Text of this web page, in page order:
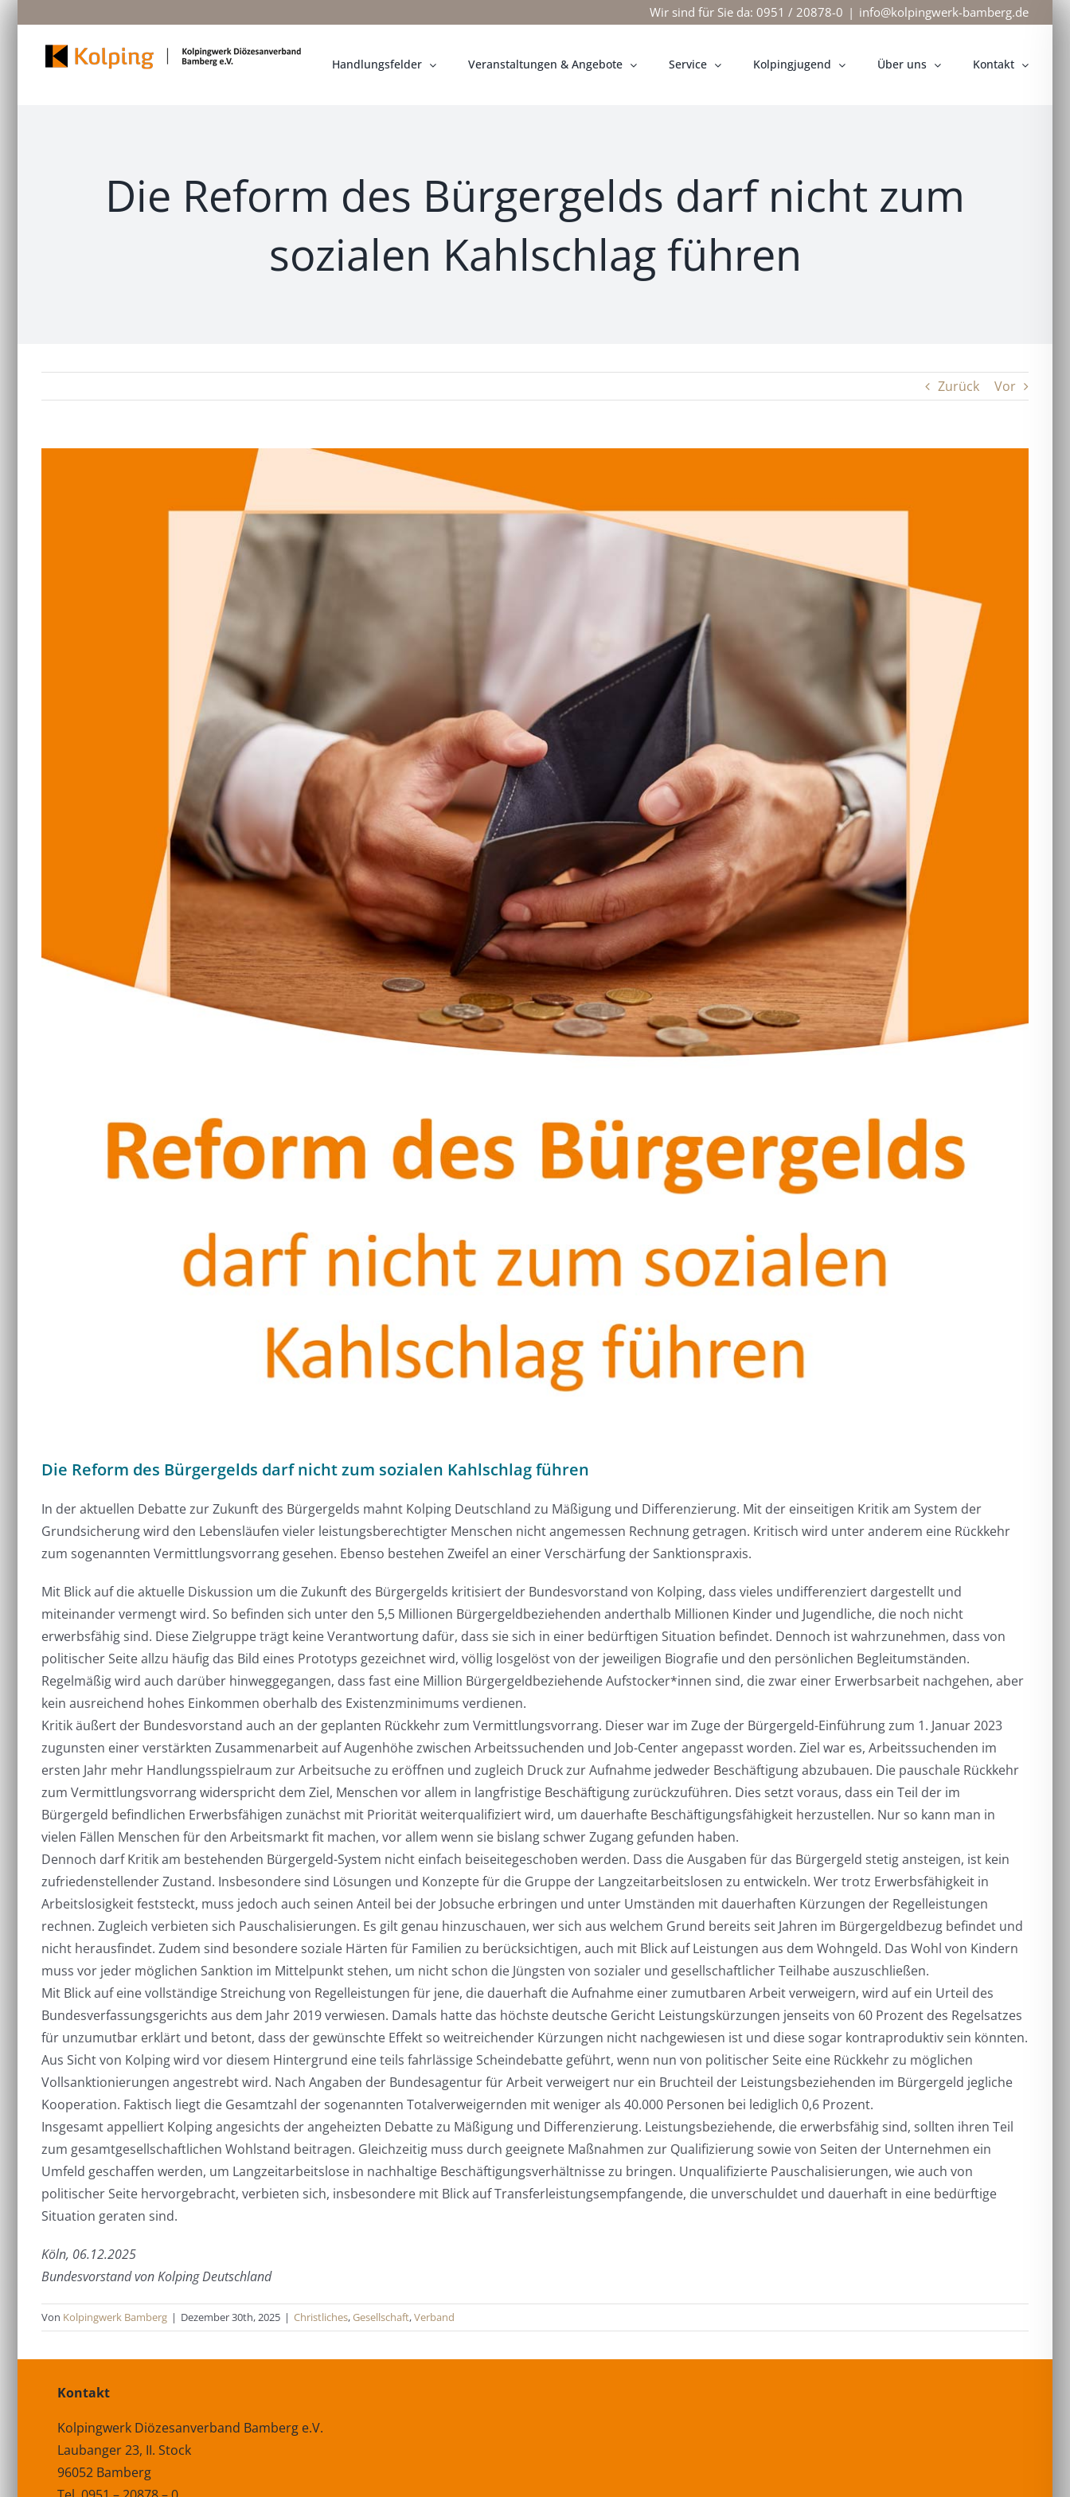
Wir sind für Sie da: 0951 / 20878-0 | info@kolpingwerk-bamberg.de
Handlungsfelder Veranstaltungen & Angebote Service Kolpingjugend Über uns Kontakt
Die Reform des Bürgergelds darf nicht zum
sozialen Kahlschlag führen
Zurück Vor
Die Reform des Bürgergelds darf nicht zum sozialen Kahlschlag führen
In der aktuellen Debatte zur Zukunft des Bürgergelds mahnt Kolping Deutschland zu Mäßigung und Differenzierung. Mit der einseitigen Kritik am System der
Grundsicherung wird den Lebensläufen vieler leistungsberechtigter Menschen nicht angemessen Rechnung getragen. Kritisch wird unter anderem eine Rückkehr
zum sogenannten Vermittlungsvorrang gesehen. Ebenso bestehen Zweifel an einer Verschärfung der Sanktionspraxis.
Mit Blick auf die aktuelle Diskussion um die Zukunft des Bürgergelds kritisiert der Bundesvorstand von Kolping, dass vieles undifferenziert dargestellt und
miteinander vermengt wird. So befinden sich unter den 5,5 Millionen Bürgergeldbeziehenden anderthalb Millionen Kinder und Jugendliche, die noch nicht
erwerbsfähig sind. Diese Zielgruppe trägt keine Verantwortung dafür, dass sie sich in einer bedürftigen Situation befindet. Dennoch ist wahrzunehmen, dass von
politischer Seite allzu häufig das Bild eines Prototyps gezeichnet wird, völlig losgelöst von der jeweiligen Biografie und den persönlichen Begleitumständen.
Regelmäßig wird auch darüber hinweggegangen, dass fast eine Million Bürgergeldbeziehende Aufstocker*innen sind, die zwar einer Erwerbsarbeit nachgehen, aber
kein ausreichend hohes Einkommen oberhalb des Existenzminimums verdienen.
Kritik äußert der Bundesvorstand auch an der geplanten Rückkehr zum Vermittlungsvorrang. Dieser war im Zuge der Bürgergeld-Einführung zum 1. Januar 2023
zugunsten einer verstärkten Zusammenarbeit auf Augenhöhe zwischen Arbeitssuchenden und Job-Center angepasst worden. Ziel war es, Arbeitssuchenden im
ersten Jahr mehr Handlungsspielraum zur Arbeitsuche zu eröffnen und zugleich Druck zur Aufnahme jedweder Beschäftigung abzubauen. Die pauschale Rückkehr
zum Vermittlungsvorrang widerspricht dem Ziel, Menschen vor allem in langfristige Beschäftigung zurückzuführen. Dies setzt voraus, dass ein Teil der im
Bürgergeld befindlichen Erwerbsfähigen zunächst mit Priorität weiterqualifiziert wird, um dauerhafte Beschäftigungsfähigkeit herzustellen. Nur so kann man in
vielen Fällen Menschen für den Arbeitsmarkt fit machen, vor allem wenn sie bislang schwer Zugang gefunden haben.
Dennoch darf Kritik am bestehenden Bürgergeld-System nicht einfach beiseitegeschoben werden. Dass die Ausgaben für das Bürgergeld stetig ansteigen, ist kein
zufriedenstellender Zustand. Insbesondere sind Lösungen und Konzepte für die Gruppe der Langzeitarbeitslosen zu entwickeln. Wer trotz Erwerbsfähigkeit in
Arbeitslosigkeit feststeckt, muss jedoch auch seinen Anteil bei der Jobsuche erbringen und unter Umständen mit dauerhaften Kürzungen der Regelleistungen
rechnen. Zugleich verbieten sich Pauschalisierungen. Es gilt genau hinzuschauen, wer sich aus welchem Grund bereits seit Jahren im Bürgergeldbezug befindet und
nicht herausfindet. Zudem sind besondere soziale Härten für Familien zu berücksichtigen, auch mit Blick auf Leistungen aus dem Wohngeld. Das Wohl von Kindern
muss vor jeder möglichen Sanktion im Mittelpunkt stehen, um nicht schon die Jüngsten von sozialer und gesellschaftlicher Teilhabe auszuschließen.
Mit Blick auf eine vollständige Streichung von Regelleistungen für jene, die dauerhaft die Aufnahme einer zumutbaren Arbeit verweigern, wird auf ein Urteil des
Bundesverfassungsgerichts aus dem Jahr 2019 verwiesen. Damals hatte das höchste deutsche Gericht Leistungskürzungen jenseits von 60 Prozent des Regelsatzes
für unzumutbar erklärt und betont, dass der gewünschte Effekt so weitreichender Kürzungen nicht nachgewiesen ist und diese sogar kontraproduktiv sein könnten.
Aus Sicht von Kolping wird vor diesem Hintergrund eine teils fahrlässige Scheindebatte geführt, wenn nun von politischer Seite eine Rückkehr zu möglichen
Vollsanktionierungen angestrebt wird. Nach Angaben der Bundesagentur für Arbeit verweigert nur ein Bruchteil der Leistungsbeziehenden im Bürgergeld jegliche
Kooperation. Faktisch liegt die Gesamtzahl der sogenannten Totalverweigernden mit weniger als 40.000 Personen bei lediglich 0,6 Prozent.
Insgesamt appelliert Kolping angesichts der angeheizten Debatte zu Mäßigung und Differenzierung. Leistungsbeziehende, die erwerbsfähig sind, sollten ihren Teil
zum gesamtgesellschaftlichen Wohlstand beitragen. Gleichzeitig muss durch geeignete Maßnahmen zur Qualifizierung sowie von Seiten der Unternehmen ein
Umfeld geschaffen werden, um Langzeitarbeitslose in nachhaltige Beschäftigungsverhältnisse zu bringen. Unqualifizierte Pauschalisierungen, wie auch von
politischer Seite hervorgebracht, verbieten sich, insbesondere mit Blick auf Transferleistungsempfangende, die unverschuldet und dauerhaft in eine bedürftige
Situation geraten sind.
Köln, 06.12.2025
Bundesvorstand von Kolping Deutschland
Von Kolpingwerk Bamberg | Dezember 30th, 2025 | Christliches,Gesellschaft,Verband
Kontakt
Kolpingwerk Diözesanverband Bamberg e.V.
Laubanger 23, II. Stock
96052 Bamberg